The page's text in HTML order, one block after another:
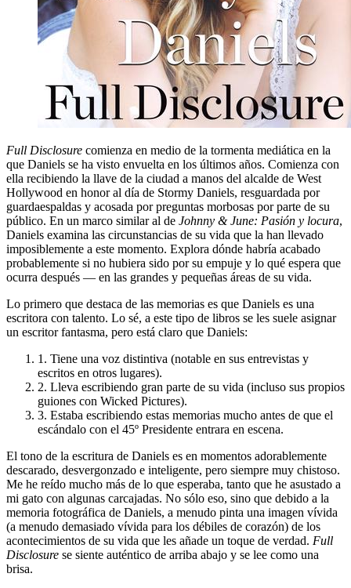
Full Disclosure comienza en medio de la tormenta mediática en la
que Daniels se ha visto envuelta en los últimos años. Comienza con
ella recibiendo la llave de la ciudad a manos del alcalde de West
Hollywood en honor al día de Stormy Daniels, resguardada por
guardaespaldas y acosada por preguntas morbosas por parte de su
público. En un marco similar al de Johnny & June: Pasión y locura,
Daniels examina las circunstancias de su vida que la han llevado
imposiblemente a este momento. Explora dónde habría acabado
probablemente si no hubiera sido por su empuje y lo qué espera que
ocurra después — en las grandes y pequeñas áreas de su vida.
Lo primero que destaca de las memorias es que Daniels es una
escritora con talento. Lo sé, a este tipo de libros se les suele asignar
un escritor fantasma, pero está claro que Daniels:
1. Tiene una voz distintiva (notable en sus entrevistas y
escritos en otros lugares).
2. Lleva escribiendo gran parte de su vida (incluso sus propios
guiones con Wicked Pictures).
3. Estaba escribiendo estas memorias mucho antes de que el
escándalo con el 45º Presidente entrara en escena.
El tono de la escritura de Daniels es en momentos adorablemente
descarado, desvergonzado e inteligente, pero siempre muy chistoso.
Me he reído mucho más de lo que esperaba, tanto que he asustado a
mi gato con algunas carcajadas. No sólo eso, sino que debido a la
memoria fotográfica de Daniels, a menudo pinta una imagen vívida
(a menudo demasiado vívida para los débiles de corazón) de los
acontecimientos de su vida que les añade un toque de verdad. Full
Disclosure se siente auténtico de arriba abajo y se lee como una
brisa.